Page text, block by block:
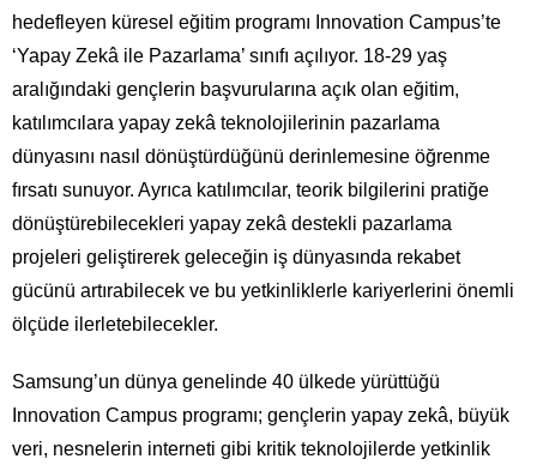
hedefleyen küresel eğitim programı Innovation Campus’te
‘Yapay Zekâ ile Pazarlama’ sınıfı açılıyor. 18-29 yaş
aralığındaki gençlerin başvurularına açık olan eğitim,
katılımcılara yapay zekâ teknolojilerinin pazarlama
dünyasını nasıl dönüştürdüğünü derinlemesine öğrenme
fırsatı sunuyor. Ayrıca katılımcılar, teorik bilgilerini pratiğe
dönüştürebilecekleri yapay zekâ destekli pazarlama
projeleri geliştirerek geleceğin iş dünyasında rekabet
gücünü artırabilecek ve bu yetkinliklerle kariyerlerini önemli
ölçüde ilerletebilecekler.
Samsung’un dünya genelinde 40 ülkede yürüttüğü
Innovation Campus programı; gençlerin yapay zekâ, büyük
veri, nesnelerin interneti gibi kritik teknolojilerde yetkinlik